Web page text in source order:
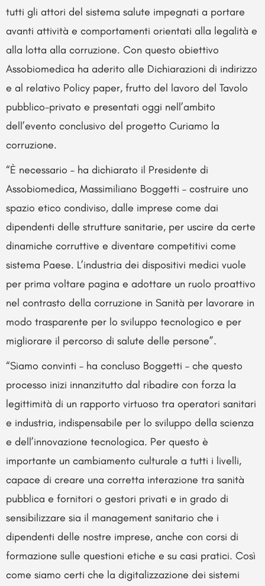
tutti gli attori del sistema salute impegnati a portare
avanti attività e comportamenti orientati alla legalità e
alla lotta alla corruzione. Con questo obiettivo
Assobiomedica ha aderito alle Dichiarazioni di indirizzo
e al relativo Policy paper, frutto del lavoro del Tavolo
pubblico-privato e presentati oggi nell’ambito
dell’evento conclusivo del progetto Curiamo la
corruzione.
“È necessario – ha dichiarato il Presidente di
Assobiomedica, Massimiliano Boggetti – costruire uno
spazio etico condiviso, dalle imprese come dai
dipendenti delle strutture sanitarie, per uscire da certe
dinamiche corruttive e diventare competitivi come
sistema Paese. L’industria dei dispositivi medici vuole
per prima voltare pagina e adottare un ruolo proattivo
nel contrasto della corruzione in Sanità per lavorare in
modo trasparente per lo sviluppo tecnologico e per
migliorare il percorso di salute delle persone”.
“Siamo convinti – ha concluso Boggetti – che questo
processo inizi innanzitutto dal ribadire con forza la
legittimità di un rapporto virtuoso tra operatori sanitari
e industria, indispensabile per lo sviluppo della scienza
e dell’innovazione tecnologica. Per questo è
importante un cambiamento culturale a tutti i livelli,
capace di creare una corretta interazione tra sanità
pubblica e fornitori o gestori privati e in grado di
sensibilizzare sia il management sanitario che i
dipendenti delle nostre imprese, anche con corsi di
formazione sulle questioni etiche e su casi pratici. Così
come siamo certi che la digitalizzazione dei sistemi